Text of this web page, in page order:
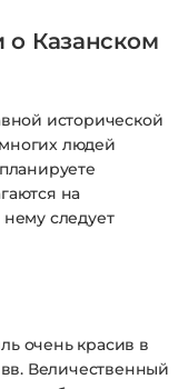
о Казанском
исторической
людей
на
следует
очень красив в
Величественный